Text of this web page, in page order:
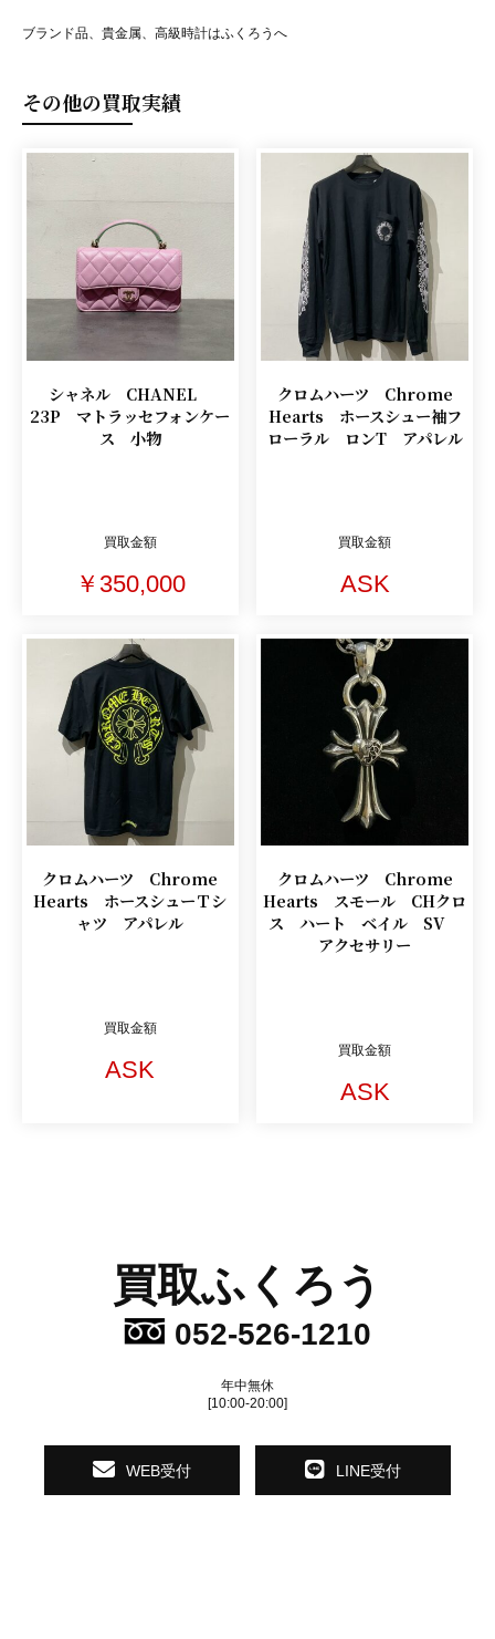
ブランド品、貴金属、高級時計はふくろうへ
その他の買取実績
シャネル CHANEL
23P マトラッセフォンケー
ス 小物
買取金額
￥350,000
クロムハーツ Chrome
Hearts ホースシュー袖フ
ローラル ロンT アパレル
買取金額
ASK
クロムハーツ Chrome
Hearts ホースシューＴシ
ャツ アパレル
買取金額
ASK
クロムハーツ Chrome
Hearts スモール CHクロ
ス ハート ベイル SV
アクセサリー
買取金額
ASK
買取ふくろう
052-526-1210
年中無休
[10:00-20:00]
WEB受付 LINE受付